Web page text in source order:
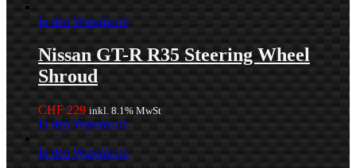
In den Warenkorb
Nissan GT-R R35 Steering Wheel
Shroud
CHF 229 inkl. 8.1% MwSt
In den Warenkorb
In den Warenkorb